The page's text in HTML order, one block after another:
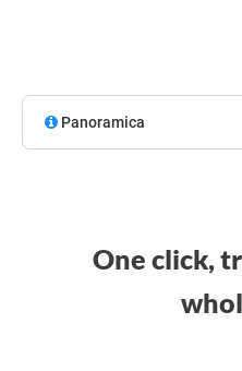
Panoramica
One click,